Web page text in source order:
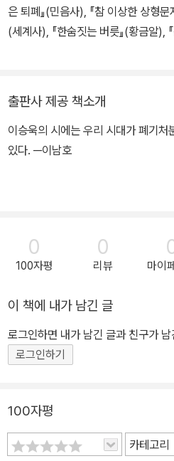
은 퇴폐』(민음사), 『참 이상한 상형문
(세계사), 『한숨짓는 버릇』(황금알),
교 인문사회대학 미디어콘텐츠학과
출판사 제공 책소개
이승욱의 시에는 우리 시대가 폐기
있다. ─이남호
0
100자평
0
리뷰 마이
이 책에 내가 남긴 글
로그인하면 내가 남긴 글과 친구가
로그인하기
100자평
카테고리